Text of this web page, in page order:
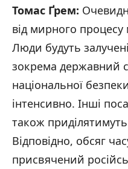
Томас Ґрем:
від мирного
Люди будуть
зокрема державний
національної
інтенсивно. Інші
також
Відповідно, обсяг
присвячений